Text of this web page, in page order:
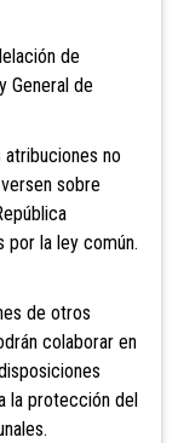
de
General de
no
sobre
por la ley común.
de otros
colaborar en
la protección del